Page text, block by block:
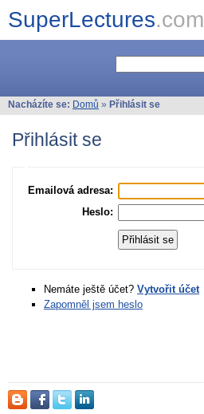
SuperLectures.com
Nacházíte se: Domů » Přihlásit se
Přihlásit se
Emailová adresa:
Heslo:
Nemáte ještě účet? Vytvořit účet
Zapomněl jsem heslo